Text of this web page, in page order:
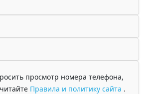
просмотр номера телефона,
Правила и политику сайта .